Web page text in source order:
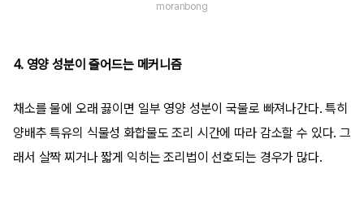
moranbong
4. 영양 성분이 줄어드는 메커니즘
채소를 물에 오래 끓이면 일부 영양 성분이 국물로 빠져나간다. 특히
양배추 특유의 식물성 화합물도 조리 시간에 따라 감소할 수 있다. 그
래서 살짝 찌거나 짧게 익히는 조리법이 선호되는 경우가 많다.